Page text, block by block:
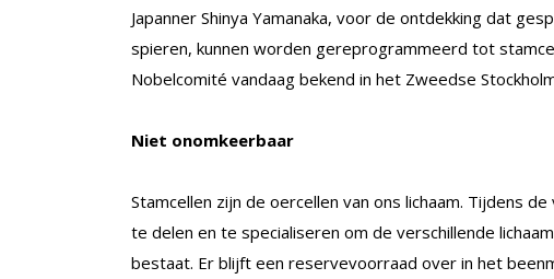
Japanner Shinya Yamanaka, voor de ontdekking dat
spieren, kunnen worden gereprogrammeerd tot
Nobelcomité vandaag bekend in het Zweedse
Niet onomkeerbaar
Stamcellen zijn de oercellen van ons lichaam. Tijdens
te delen en te specialiseren om de verschillende
bestaat. Er blijft een reservevoorraad over in het